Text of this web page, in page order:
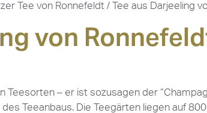
Tee von Ronnefeldt / Tee aus Darjeeling
von
Teesorten – er ist sozusagen der
Teeanbaus. Die Teegärten liegen auf